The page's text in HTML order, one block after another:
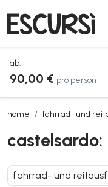
ab:
90,00 € pro person
home fahrrad- und
castelsardo: reiten in
fahrrad- und